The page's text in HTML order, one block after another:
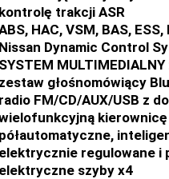
trakcji ASR
HAC, VSM, BAS, ESS,
Dynamic Control
głośnomówiący
FM/CD/AUX/USB z
kierownicę
regulowane i
szyby x4